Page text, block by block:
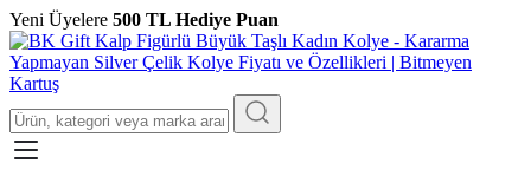
Yeni Üyelere 500 TL Hediye Puan